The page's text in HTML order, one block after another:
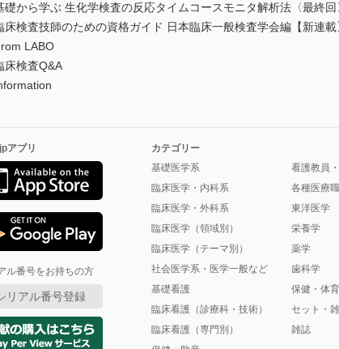
礎から学ぶ 生化学検査の反応タイムコースモニタ解析法〈最終回
床検査技師のための資格ガイド 日本臨床一般検査学会編【新連載
LABO
床検査Q&A
アプリ
ル番号をお持ちの方
リアル番号登録
カテゴリー
基礎医学系
臨床医学・内科系
臨床医学・外科系
臨床医学（領域別）
臨床医学（テーマ別）
社会医学系・医学一般など
基礎看護
臨床看護（診療科・技術）
臨床看護（専門別）
看護教員
各種医療職
東洋医学
栄養学
薬学
歯科学
保健・体育
セット・
雑誌